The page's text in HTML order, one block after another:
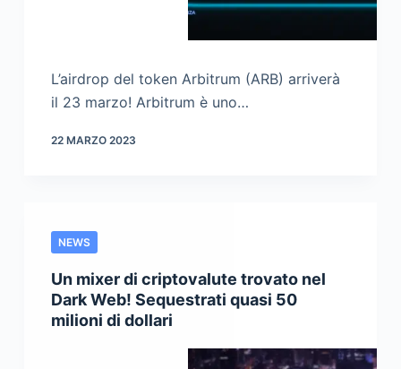
L’airdrop del token Arbitrum (ARB) arriverà
il 23 marzo! Arbitrum è uno…
22 MARZO 2023
NEWS
Un mixer di criptovalute trovato nel
Dark Web! Sequestrati quasi 50
milioni di dollari